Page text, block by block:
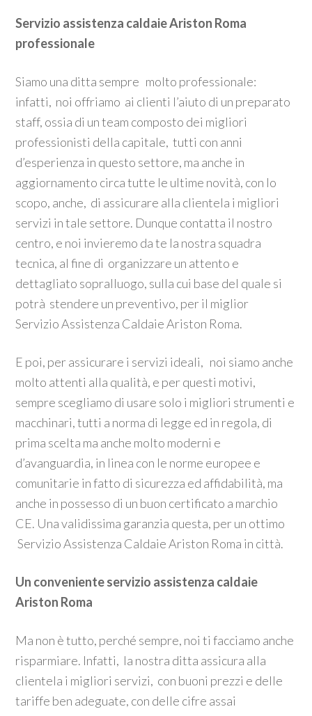
Servizio assistenza caldaie Ariston Roma
professionale
Siamo una ditta sempre molto professionale:
infatti, noi offriamo ai clienti l’aiuto di un preparato
staff, ossia di un team composto dei migliori
professionisti della capitale, tutti con anni
d’esperienza in questo settore, ma anche in
aggiornamento circa tutte le ultime novità, con lo
scopo, anche, di assicurare alla clientela i migliori
servizi in tale settore. Dunque contatta il nostro
centro, e noi invieremo da te la nostra squadra
tecnica, al fine di organizzare un attento e
dettagliato sopralluogo, sulla cui base del quale si
potrà stendere un preventivo, per il miglior
Servizio Assistenza Caldaie Ariston Roma.
E poi, per assicurare i servizi ideali, noi siamo anche
molto attenti alla qualità, e per questi motivi,
sempre scegliamo di usare solo i migliori strumenti e
macchinari, tutti a norma di legge ed in regola, di
prima scelta ma anche molto moderni e
d’avanguardia, in linea con le norme europee e
comunitarie in fatto di sicurezza ed affidabilità, ma
anche in possesso di un buon certificato a marchio
CE. Una validissima garanzia questa, per un ottimo
Servizio Assistenza Caldaie Ariston Roma in città.
Un conveniente servizio assistenza caldaie
Ariston Roma
Ma non è tutto, perché sempre, noi ti facciamo anche
risparmiare. Infatti, la nostra ditta assicura alla
clientela i migliori servizi, con buoni prezzi e delle
tariffe ben adeguate, con delle cifre assai